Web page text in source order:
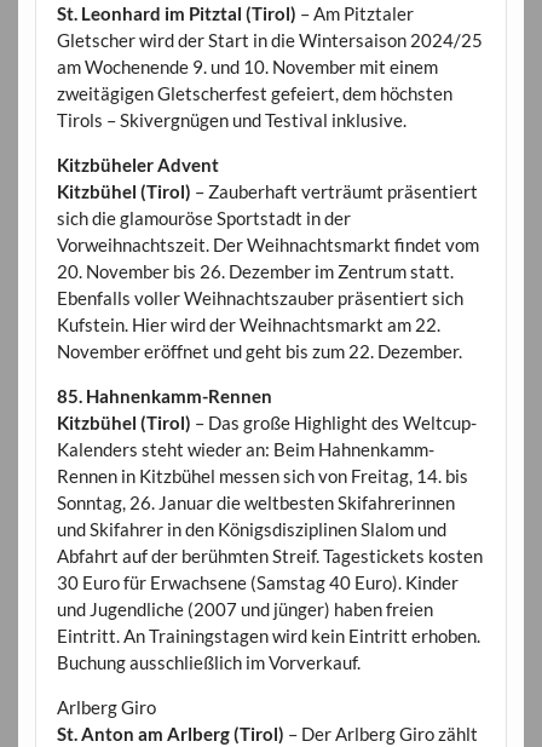
St. Leonhard im Pitztal (Tirol) – Am Pitztaler
Gletscher wird der Start in die Wintersaison 2024/25
am Wochenende 9. und 10. November mit einem
zweitägigen Gletscherfest gefeiert, dem höchsten
Tirols – Skivergnügen und Testival inklusive.
Kitzbüheler Advent
Kitzbühel (Tirol) – Zauberhaft verträumt präsentiert
sich die glamouröse Sportstadt in der
Vorweihnachtszeit. Der Weihnachtsmarkt findet vom
20. November bis 26. Dezember im Zentrum statt.
Ebenfalls voller Weihnachtszauber präsentiert sich
Kufstein. Hier wird der Weihnachtsmarkt am 22.
November eröffnet und geht bis zum 22. Dezember.
85. Hahnenkamm-Rennen
Kitzbühel (Tirol) – Das große Highlight des Weltcup-
Kalenders steht wieder an: Beim Hahnenkamm-
Rennen in Kitzbühel messen sich von Freitag, 14. bis
Sonntag, 26. Januar die weltbesten Skifahrerinnen
und Skifahrer in den Königsdisziplinen Slalom und
Abfahrt auf der berühmten Streif. Tagestickets kosten
30 Euro für Erwachsene (Samstag 40 Euro). Kinder
und Jugendliche (2007 und jünger) haben freien
Eintritt. An Trainingstagen wird kein Eintritt erhoben.
Buchung ausschließlich im Vorverkauf.
Arlberg Giro
St. Anton am Arlberg (Tirol) – Der Arlberg Giro zählt